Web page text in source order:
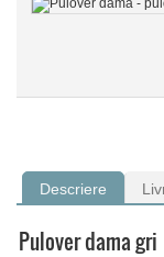
Descriere
Pulover dama gri